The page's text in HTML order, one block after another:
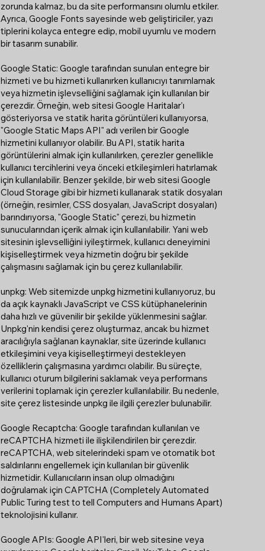
zorunda kalmaz, bu da site performansını olumlu etkiler.
Ayrıca, Google Fonts sayesinde web geliştiriciler, yazı
tiplerini kolayca entegre edip, mobil uyumlu ve modern
bir tasarım sunabilir.
Google Static: Google tarafından sunulan entegre bir
hizmeti ve bu hizmeti kullanırken kullanıcıyı tanımlamak
veya hizmetin işlevselliğini sağlamak için kullanılan bir
çerezdir. Örneğin, web sitesi Google Haritalar'ı
gösteriyorsa ve statik harita görüntüleri kullanıyorsa,
"Google Static Maps API" adı verilen bir Google
hizmetini kullanıyor olabilir. Bu API, statik harita
görüntülerini almak için kullanılırken, çerezler genellikle
kullanıcı tercihlerini veya önceki etkileşimleri hatırlamak
için kullanılabilir. Benzer şekilde, bir web sitesi Google
Cloud Storage gibi bir hizmeti kullanarak statik dosyaları
(örneğin, resimler, CSS dosyaları, JavaScript dosyaları)
barındırıyorsa, "Google Static" çerezi, bu hizmetin
sunucularından içerik almak için kullanılabilir. Yani web
sitesinin işlevselliğini iyileştirmek, kullanıcı deneyimini
kişiselleştirmek veya hizmetin doğru bir şekilde
çalışmasını sağlamak için bu çerez kullanılabilir.
unpkg: Web sitemizde unpkg hizmetini kullanıyoruz, bu
da açık kaynaklı JavaScript ve CSS kütüphanelerinin
daha hızlı ve güvenilir bir şekilde yüklenmesini sağlar.
Unpkg'nin kendisi çerez oluşturmaz, ancak bu hizmet
aracılığıyla sağlanan kaynaklar, site üzerinde kullanıcı
etkileşimini veya kişiselleştirmeyi destekleyen
özelliklerin çalışmasına yardımcı olabilir. Bu süreçte,
kullanıcı oturum bilgilerini saklamak veya performans
verilerini toplamak için çerezler kullanılabilir. Bu nedenle,
site çerez listesinde unpkg ile ilgili çerezler bulunabilir.
Google Recaptcha: Google tarafından kullanılan ve
reCAPTCHA hizmeti ile ilişkilendirilen bir çerezdir.
reCAPTCHA, web sitelerindeki spam ve otomatik bot
saldırılarını engellemek için kullanılan bir güvenlik
hizmetidir. Kullanıcıların insan olup olmadığını
doğrulamak için CAPTCHA (Completely Automated
Public Turing test to tell Computers and Humans Apart)
teknolojisini kullanır.
Google APIs: Google API'leri, bir web sitesine veya